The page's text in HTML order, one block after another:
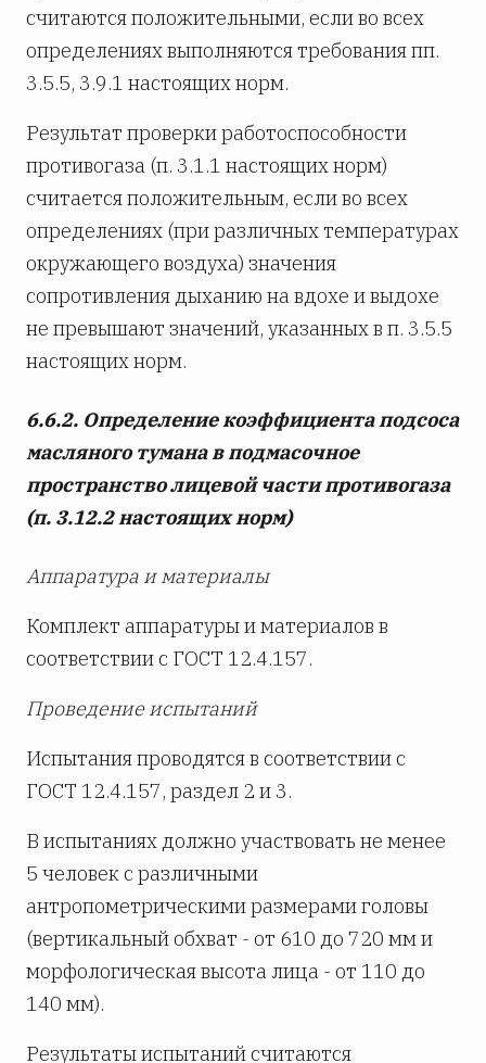
считаются положительными, если во всех
определениях выполняются требования пп.
3.5.5, 3.9.1 настоящих норм.
Результат проверки работоспособности
противогаза (п. 3.1.1 настоящих норм)
считается положительным, если во всех
определениях (при различных температурах
окружающего воздуха) значения
сопротивления дыханию на вдохе и выдохе
не превышают значений, указанных в п. 3.5.5
настоящих норм.
6.6.2. Определение коэффициента подсоса
масляного тумана в подмасочное
пространство лицевой части противогаза
(п. 3.12.2 настоящих норм)
Аппаратура и материалы
Комплект аппаратуры и материалов в
соответствии с ГОСТ 12.4.157.
Проведение испытаний
Испытания проводятся в соответствии с
ГОСТ 12.4.157, раздел 2 и 3.
В испытаниях должно участвовать не менее
5 человек с различными
антропометрическими размерами головы
(вертикальный обхват - от 610 до 720 мм и
морфологическая высота лица - от 110 до
140 мм).
Результаты испытаний считаются